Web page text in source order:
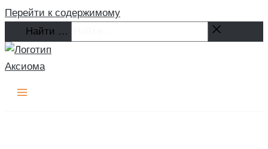
Перейти к содержимому
Найти …